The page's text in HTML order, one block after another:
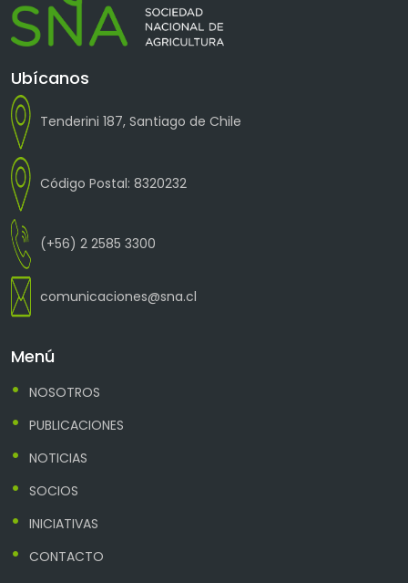
Ubícanos
Tenderini 187, Santiago de Chile
Código Postal: 8320232
(+56) 2 2585 3300
comunicaciones@sna.cl
Menú
NOSOTROS
PUBLICACIONES
NOTICIAS
SOCIOS
INICIATIVAS
CONTACTO